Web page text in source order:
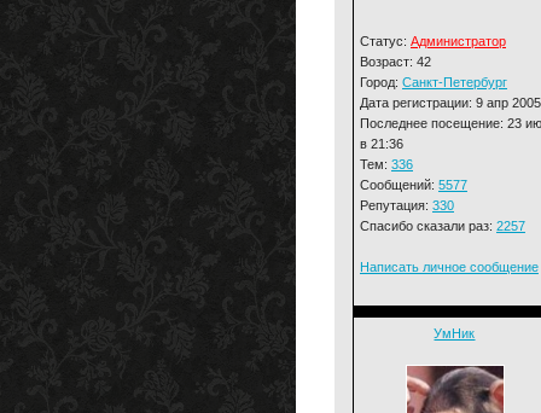
Статус: Администратор
Возраст: 42
Город: Санкт-Петербург
Дата регистрации: 9 апр 2005
Последнее посещение: 23
в 21:36
Тем: 336
Сообщений: 5577
Репутация: 330
Спасибо сказали раз: 2257
Написать личное сообщение
УмНик